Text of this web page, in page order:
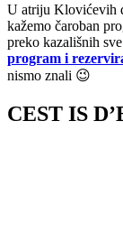
U atriju Klovićevih
kažemo čaroban
preko kazališnih
program i
nismo znali 😉
CEST IS